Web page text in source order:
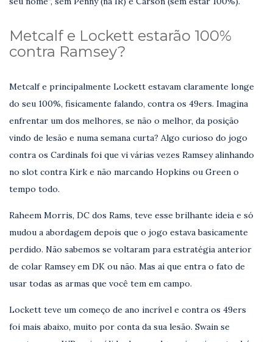
Metcalf e Lockett estarão 100%
contra Ramsey?
Metcalf e principalmente Lockett estavam claramente longe
do seu 100%, fisicamente falando, contra os 49ers. Imagina
enfrentar um dos melhores, se não o melhor, da posição
vindo de lesão e numa semana curta? Algo curioso do jogo
contra os Cardinals foi que vi várias vezes Ramsey alinhando
no slot contra Kirk e não marcando Hopkins ou Green o
tempo todo.
Raheem Morris, DC dos Rams, teve esse brilhante ideia e só
mudou a abordagem depois que o jogo estava basicamente
perdido. Não sabemos se voltaram para estratégia anterior
de colar Ramsey em DK ou não. Mas aí que entra o fato de
usar todas as armas que você tem em campo.
Lockett teve um começo de ano incrível e contra os 49ers
foi mais abaixo, muito por conta da sua lesão. Swain se